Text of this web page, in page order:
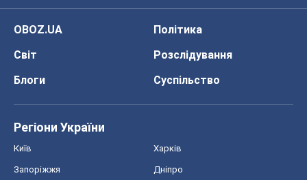
OBOZ.UA
Політика
Світ
Розслідування
Блоги
Суспільство
Регіони України
Київ Харків
Запоріжжя Дніпро